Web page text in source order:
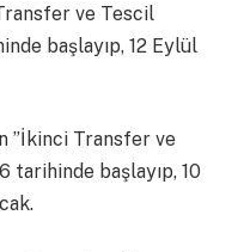
ve Tescil
başlayıp, 12 Eylül
”İkinci Transfer ve
tarihinde başlayıp, 10